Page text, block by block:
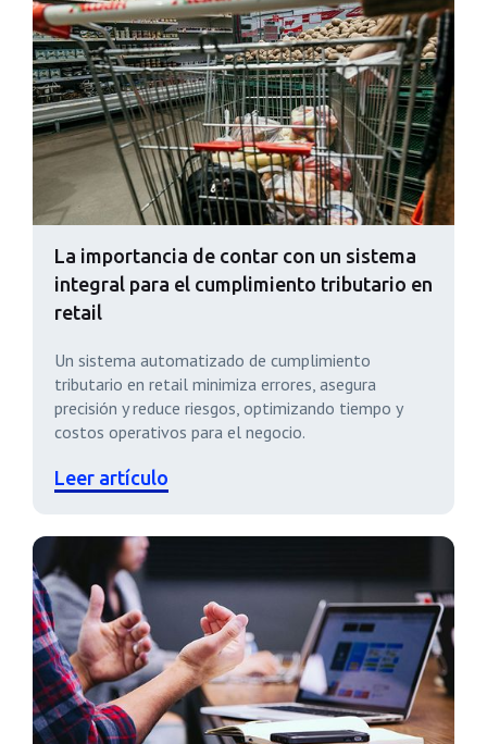
La importancia de contar con un sistema
integral para el cumplimiento tributario en
retail
Un sistema automatizado de cumplimiento
tributario en retail minimiza errores, asegura
precisión y reduce riesgos, optimizando tiempo y
costos operativos para el negocio.
Leer artículo